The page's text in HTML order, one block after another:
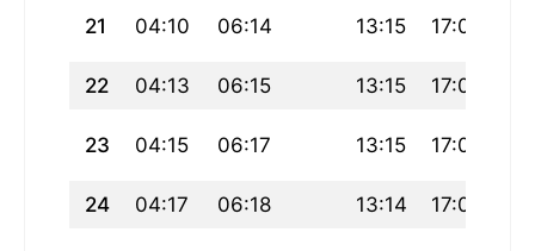
21 04:10 06:14 13:15 17:08
22 04:13 06:15 13:15 17:07
23 04:15 06:17 13:15 17:05
24 04:17 06:18 13:14 17:04